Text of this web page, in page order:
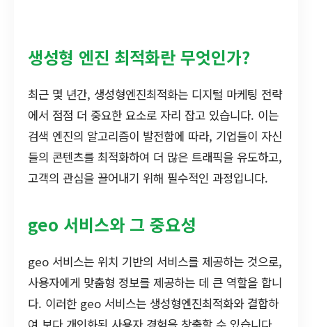
생성형 엔진 최적화란 무엇인가?
최근 몇 년간, 생성형엔진최적화는 디지털 마케팅 전략
에서 점점 더 중요한 요소로 자리 잡고 있습니다. 이는
검색 엔진의 알고리즘이 발전함에 따라, 기업들이 자신
들의 콘텐츠를 최적화하여 더 많은 트래픽을 유도하고,
고객의 관심을 끌어내기 위해 필수적인 과정입니다.
geo 서비스와 그 중요성
geo 서비스는 위치 기반의 서비스를 제공하는 것으로,
사용자에게 맞춤형 정보를 제공하는 데 큰 역할을 합니
다. 이러한 geo 서비스는 생성형엔진최적화와 결합하